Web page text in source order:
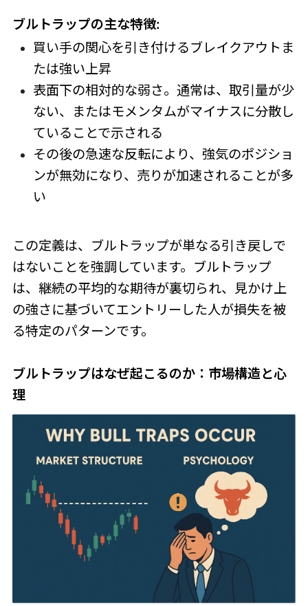
ブルトラップの主な特徴:
買い手の関心を引き付けるブレイクアウトま
たは強い上昇
表面下の相対的な弱さ。通常は、取引量が少
ない、またはモメンタムがマイナスに分散し
ていることで示される
その後の急速な反転により、強気のポジショ
ンが無効になり、売りが加速されることが多
い
この定義は、ブルトラップが単なる引き戻しで
はないことを強調しています。ブルトラップ
は、継続の平均的な期待が裏切られ、見かけ上
の強さに基づいてエントリーした人が損失を被
る特定のパターンです。
ブルトラップはなぜ起こるのか：市場構造と心
理